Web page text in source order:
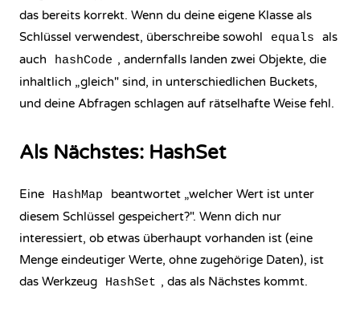
das bereits korrekt. Wenn du deine eigene Klasse als
Schlüssel verwendest, überschreibe sowohl
equals
als
auch
hashCode , andernfalls landen zwei Objekte, die
inhaltlich „gleich" sind, in unterschiedlichen Buckets,
und deine Abfragen schlagen auf rätselhafte Weise fehl.
Als Nächstes: HashSet
Eine HashMap
beantwortet „welcher Wert ist unter
diesem Schlüssel gespeichert?". Wenn dich nur
interessiert, ob etwas überhaupt vorhanden ist (eine
Menge eindeutiger Werte, ohne zugehörige Daten), ist
das Werkzeug
HashSet , das als Nächstes kommt.